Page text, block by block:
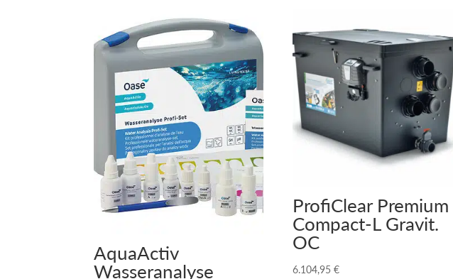
AquaActiv
Wasseranalyse
ProfiClear Premium
Compact-L Gravit.
OC
6.104,95€